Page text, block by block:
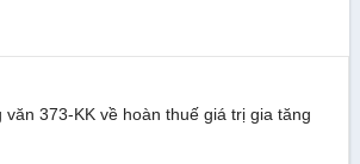
văn 373-KK về hoàn thuế giá trị gia tăng